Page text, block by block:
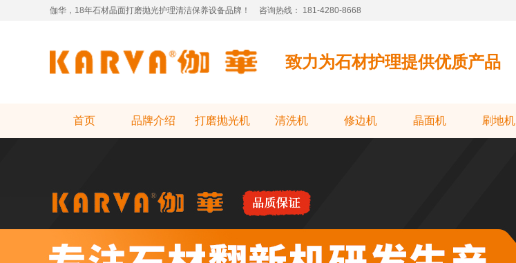
伽华，18年石材晶面打磨抛光护理清洁保养设备品牌！ 咨询热线： 181-4280-8668
致力为石材护理提供优质产品
首页 品牌介绍 打磨抛光机 清洗机 修边机 晶面机 刷地机